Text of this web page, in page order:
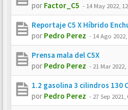
por Factor_C5 - 14 May 2022,
Reportaje C5 X Híbrido
por Pedro Perez - 14 Ago
Prensa mala del C5X
por Pedro Perez - 21 Mar 2022,
1.2 gasolina 3 cilindros 130
por Pedro Perez - 27 Sep 2021,